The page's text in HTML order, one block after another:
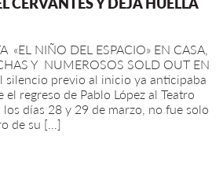
«EL NIÑO DEL ESPACIO» EN CASA,
Y NUMEROSOS SOLD OUT EN
silencio previo al inicio ya anticipaba
el regreso de Pablo López al Teatro
días 28 y 29 de marzo, no fue solo
de su […]